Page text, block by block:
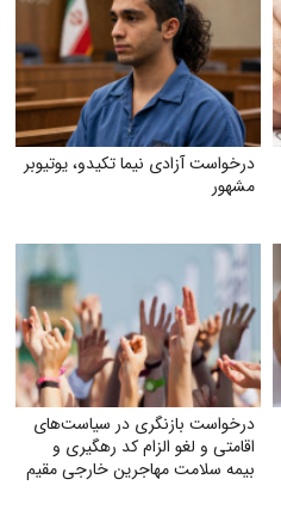
درخواست آزادی نیما تکیدو، یوتیوبر
مشهور
درخواست بازنگری در سیاست‌های
اقامتی و لغو الزام کد رهگیری و
بیمه سلامت مهاجرین خارجی مقیم